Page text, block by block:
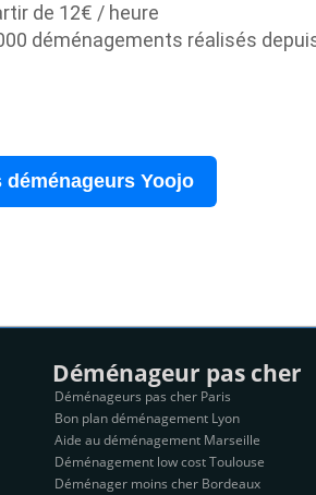
de 12€ / heure
déménagements réalisés
déménageurs Yoojo
Déménageur pas cher
Déménageurs pas cher Paris
Bon plan déménagement Lyon
Aide au déménagement Marseille
Déménagement low cost Toulouse
Déménager moins cher Bordeaux